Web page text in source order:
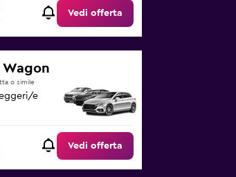
Vedi offerta
Wagon
o simile
e
Vedi offerta